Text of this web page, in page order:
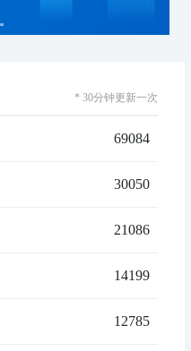
* 30分钟更新一次
69084
30050
21086
14199
12785